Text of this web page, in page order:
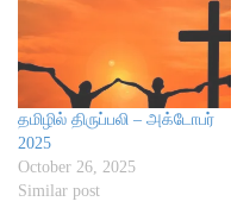
தமிழில் திருப்பலி – அக்டோபர்
2025
October 26, 2025
Similar post